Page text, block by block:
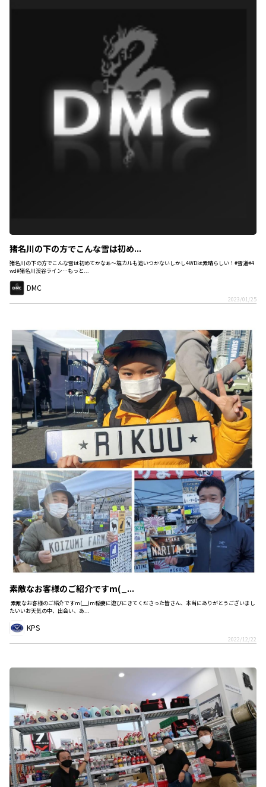
猪名川の下の方でこんな雪は初め...
猪名川の下の方でこんな雪は初めてかなぁ〜塩カルも追いつかないしかし4WDは素晴らしい！#雪道#4
wd#猪名川渓谷ライン…もっと...
DMC
2023/01/25
素敵なお客様のご紹介ですm(_...
素敵なお客様のご紹介ですm(__)m稲妻に遊びにきてくださった皆さん、本当にありがとうございまし
たいいお天気の中、出会い、あ...
KPS
2022/12/22